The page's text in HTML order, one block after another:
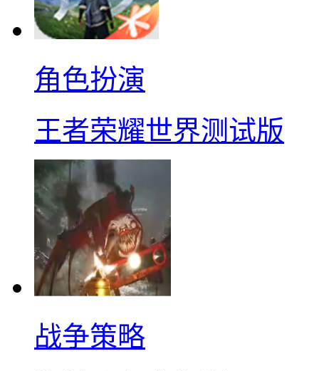
角色扮演
王者荣耀世界测试版
战争策略